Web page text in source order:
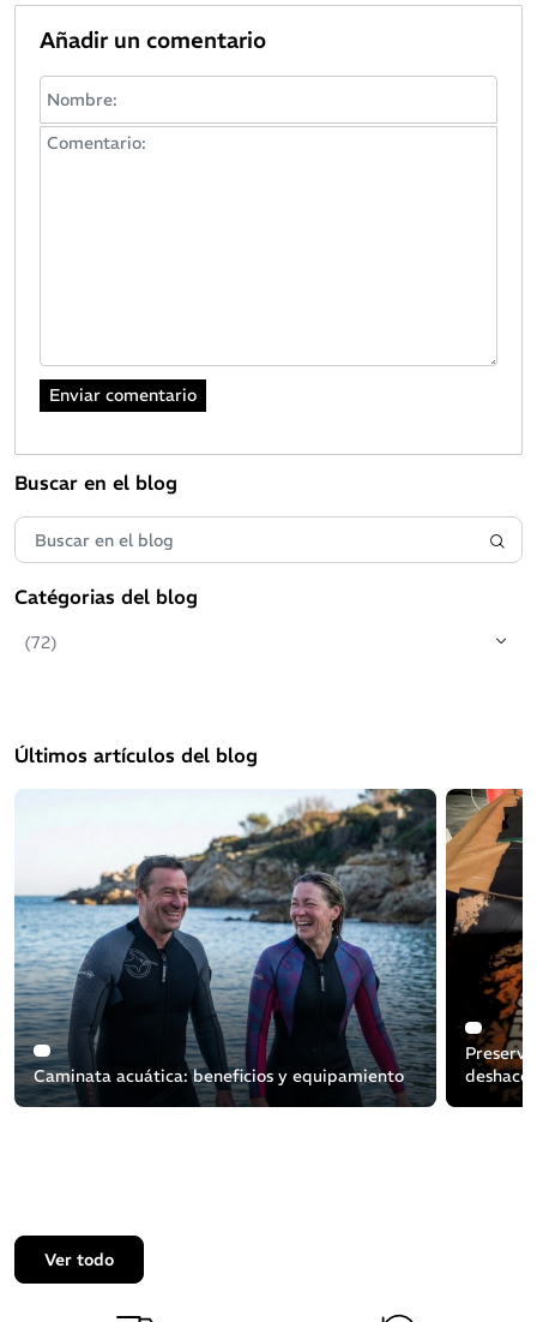
Añadir un comentario
Buscar en el blog
Catégorias del blog
(72)
Últimos artículos del blog
Caminata acuática: beneficios y equipamiento
Ver todo